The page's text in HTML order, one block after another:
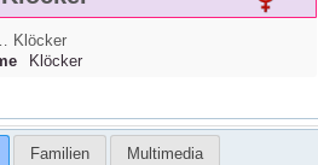
Klöcker
Klöcker
Familien Multimedia